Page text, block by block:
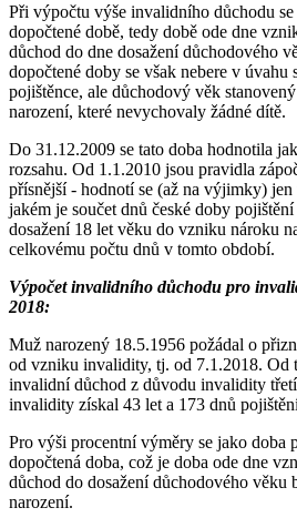
Při výpočtu výše invalidního důchodu
dopočtené době, tedy době ode dne
důchod do dne dosažení důchodového
dopočtené doby se však nebere v
pojištěnce, ale důchodový věk
narození, které nevychovaly žádné dítě.
Do 31.12.2009 se tato doba hodnotila
rozsahu. Od 1.1.2010 jsou pravidla
přísnější - hodnotí se (až na výjimky)
jakém je součet dnů české doby
dosažení 18 let věku do vzniku nároku
celkovému počtu dnů v tomto období.
Výpočet invalidního důchodu pro
2018:
Muž narozený 18.5.1956 požádal o
od vzniku invalidity, tj. od 7.1.2018. Od
invalidní důchod z důvodu invalidity
invalidity získal 43 let a 173 dnů
Pro výši procentní výměry se jako doba
dopočtená doba, což je doba ode dne
důchod do dosažení důchodového věku
narození.